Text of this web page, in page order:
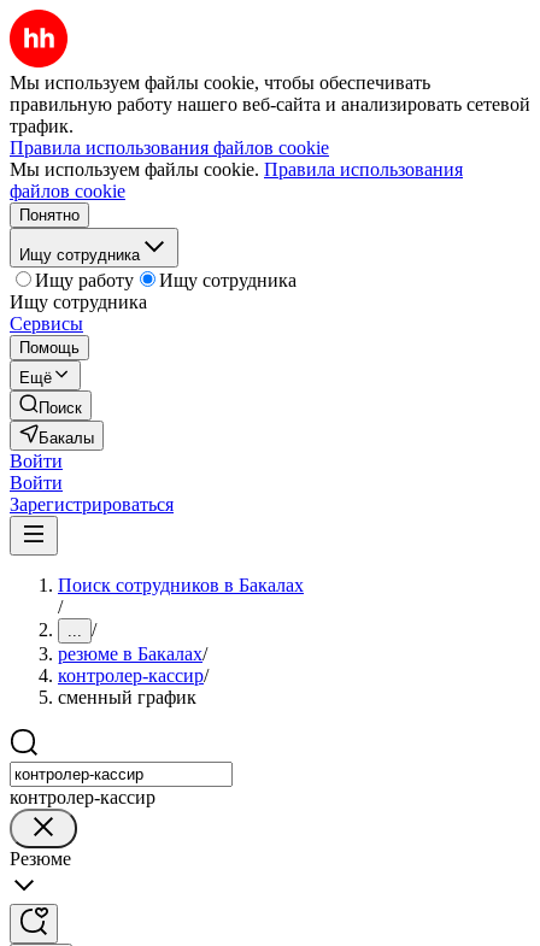
Мы используем файлы cookie, чтобы обеспечивать
правильную работу нашего веб-сайта и анализировать сетевой
трафик.
Правила использования файлов cookie
Мы используем файлы cookie. Правила использования
файлов cookie
Понятно
Ищу сотрудника
Ищу работу
Ищу сотрудника
Ищу сотрудника
Сервисы
Помощь
Ещё
Поиск
Бакалы
Войти
Войти
Зарегистрироваться
Поиск сотрудников в Бакалах
/
... /
резюме в Бакалах/
контролер-кассир/
сменный график
контролер-кассир
Резюме